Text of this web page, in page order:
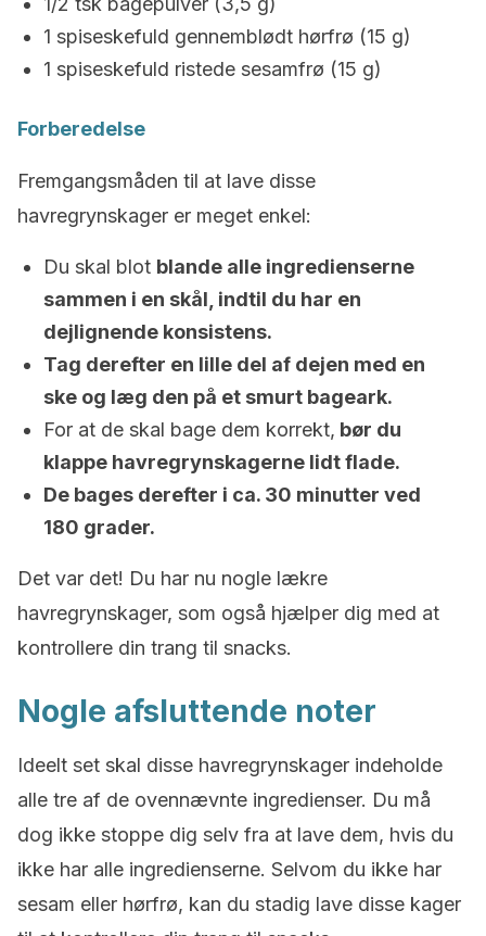
1 spiseskefuld gennemblødt hørfrø (15 g)
1 spiseskefuld ristede sesamfrø (15 g)
Forberedelse
Fremgangsmåden til at lave disse
havregrynskager er meget enkel:
Du skal blot blande alle ingredienserne
sammen i en skål, indtil du har en
dejlignende konsistens.
Tag derefter en lille del af dejen med en
ske og læg den på et smurt bageark.
For at de skal bage dem korrekt, bør du
klappe havregrynskagerne lidt flade.
De bages derefter i ca. 30 minutter ved
180 grader.
Det var det! Du har nu nogle lækre
havregrynskager, som også hjælper dig med at
kontrollere din trang til snacks.
Nogle afsluttende noter
Ideelt set skal disse havregrynskager indeholde
alle tre af de ovennævnte ingredienser. Du må
dog ikke stoppe dig selv fra at lave dem, hvis du
ikke har alle ingredienserne. Selvom du ikke har
sesam eller hørfrø, kan du stadig lave disse kager